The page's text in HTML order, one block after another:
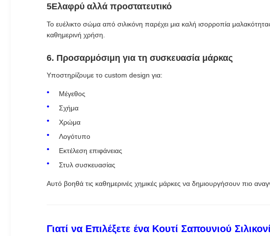
5Ελαφρύ αλλά προστατευτικό
Το ευέλικτο σώμα από σιλικόνη παρέχει μια καλή ισορροπία
καθημερινή χρήση.
6. Προσαρμόσιμη για τη συσκευασία μάρκας
Υποστηρίζουμε το custom design για:
Μέγεθος
Σχήμα
Χρώμα
Λογότυπο
Εκτέλεση επιφάνειας
Στυλ συσκευασίας
Αυτό βοηθά τις καθημερινές χημικές μάρκες να δημιουργήσουν πιο
Γιατί να Επιλέξετε ένα Κουτί Σαπουνιού